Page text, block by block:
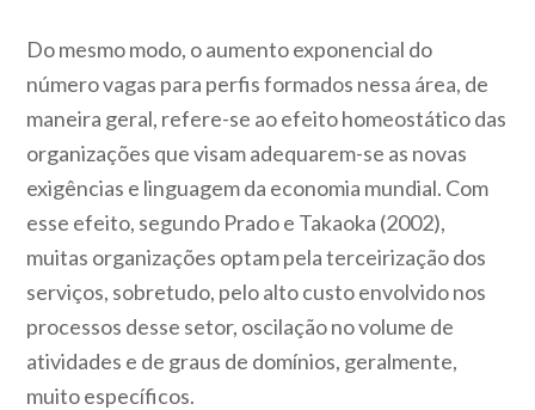
Do mesmo modo, o aumento exponencial do
número vagas para perfis formados nessa área, de
maneira geral, refere-se ao efeito homeostático das
organizações que visam adequarem-se as novas
exigências e linguagem da economia mundial. Com
esse efeito, segundo Prado e Takaoka (2002),
muitas organizações optam pela terceirização dos
serviços, sobretudo, pelo alto custo envolvido nos
processos desse setor, oscilação no volume de
atividades e de graus de domínios, geralmente,
muito específicos.